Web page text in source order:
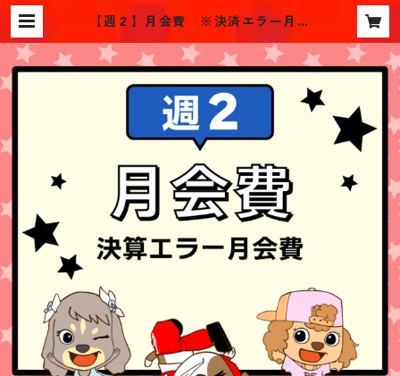
【週２】月会費 ※決済エラー月会